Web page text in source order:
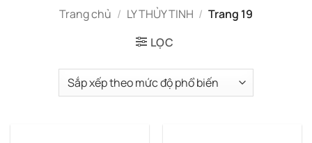
Trang chủ / LY THỦY TINH / Trang 19
LỌC